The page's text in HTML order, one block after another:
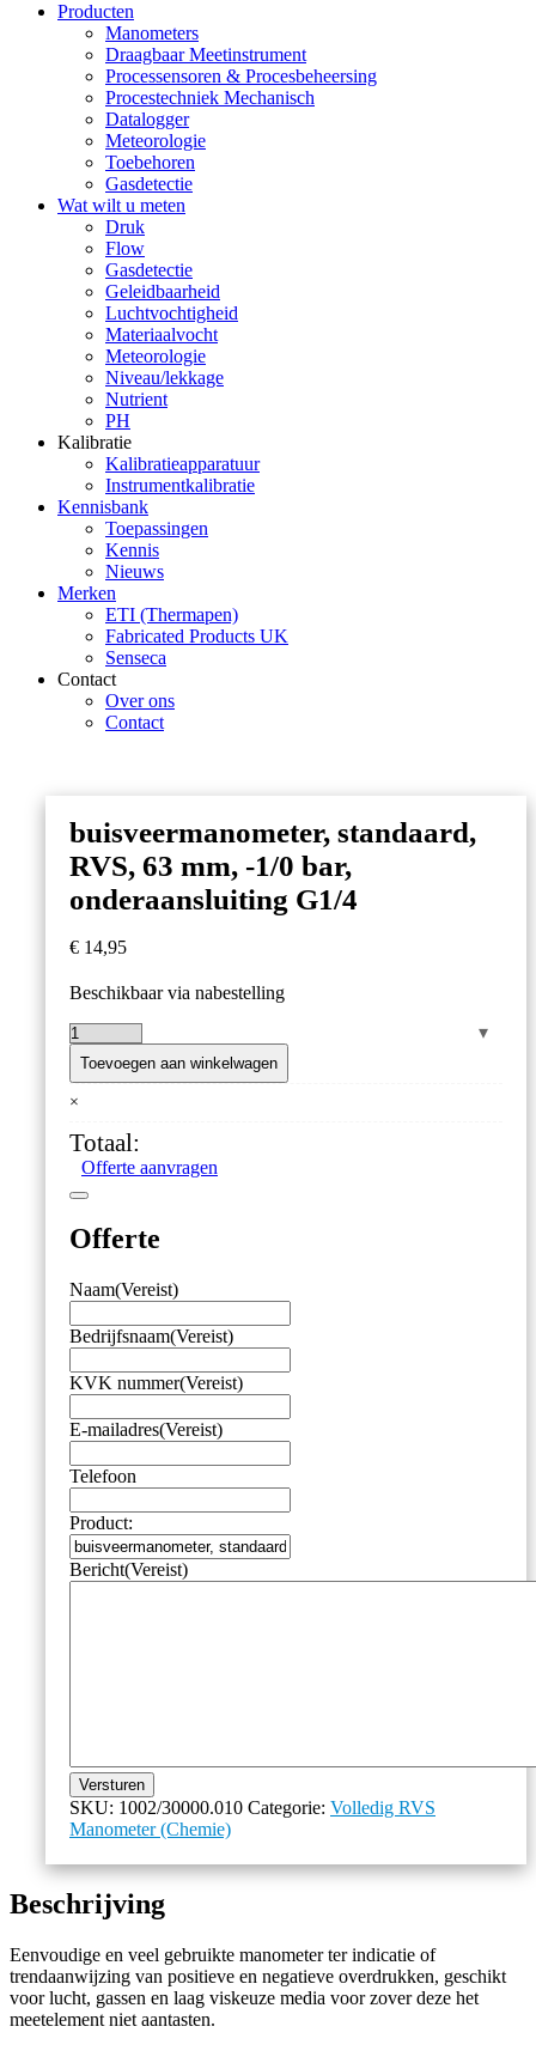
Producten
Manometers
Draagbaar Meetinstrument
Processensoren & Procesbeheersing
Procestechniek Mechanisch
Datalogger
Meteorologie
Toebehoren
Gasdetectie
Wat wilt u meten
Druk
Flow
Gasdetectie
Geleidbaarheid
Luchtvochtigheid
Materiaalvocht
Meteorologie
Niveau/lekkage
Nutrient
PH
Kalibratie
Kalibratieapparatuur
Instrumentkalibratie
Kennisbank
Toepassingen
Kennis
Nieuws
Merken
ETI (Thermapen)
Fabricated Products UK
Senseca
Contact
Over ons
Contact
buisveermanometer, standaard,
RVS, 63 mm, -1/0 bar,
onderaansluiting G1/4
€ 14,95
Beschikbaar via nabestelling
buisveermanometer,
standaard,
RVS,
63
-1/0
bar,
onderaansluiting
aantal
Toevoegen aan winkelwagen
×
Totaal:
Offerte aanvragen
Offerte
Naam(Vereist)
Bedrijfsnaam(Vereist)
KVK nummer(Vereist)
E-mailadres(Vereist)
Telefoon
Product:
Bericht(Vereist)
Versturen
SKU: 1002/30000.010 Categorie: Volledig RVS
Manometer (Chemie)
Beschrijving
Eenvoudige en veel gebruikte manometer ter indicatie of
trendaanwijzing van positieve en negatieve overdrukken, geschikt
voor lucht, gassen en laag viskeuze media voor zover deze het
meetelement niet aantasten.